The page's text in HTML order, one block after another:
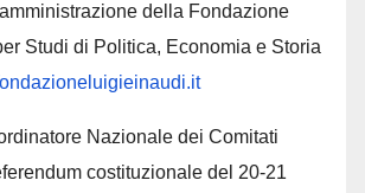
della Fondazione
Studi di Politica, Economia e Storia
Nazionale dei Comitati
costituzionale del 20-21